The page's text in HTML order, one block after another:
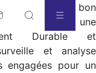
fait figure de bon
années dans une
Durable et
et analyse
engagées pour un